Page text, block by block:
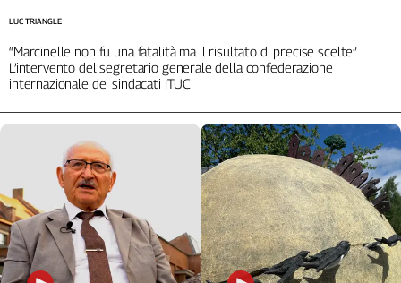
“Marcinelle non fu una fatalità ma il risultato di precise scelte”.
L’intervento del segretario generale della confederazione
internazionale dei sindacati ITUC
LUC TRIANGLE